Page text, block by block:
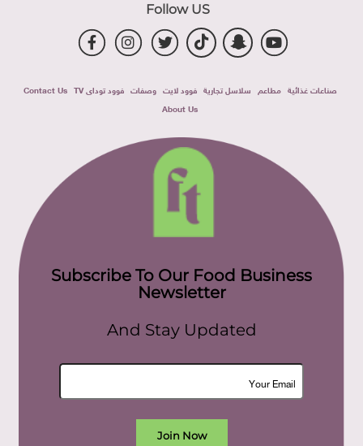
Follow US
صناعات غذائية مطاعم سلاسل تجارية فوود لايت وصفات فوود توداى TV
Contact Us
About Us
Subscribe To Our Food Business
Newsletter
And Stay Updated
Join Now